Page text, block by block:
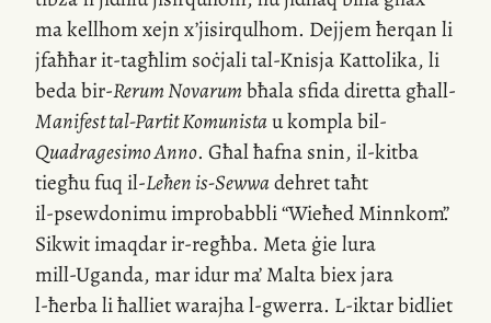
ma kellhom xejnx’jisirqulhom. Dejjem ħerqan li
jfaħħarit-tagħlimsoċjalital-KnisjaKattolika, li
bedabir-Rerum Novarumbħala sfida diretta għall-
Manifesttal-PartitKomunistau komplabil-
Quadragesimo Anno. Għal ħafna snin, il-kitba
tiegħu fuq il-Leħenis-Sewwadehret taħt
il-psewdonimuimprobabbli “Wieħed Minnkom”
.
Sikwit imaqdarir-regħba. Meta ġie lura
mill-Uganda, mar idur ma’ Malta biex jara
l-ħerbali ħalliet warajhal-gwerra. L-iktarbidliet